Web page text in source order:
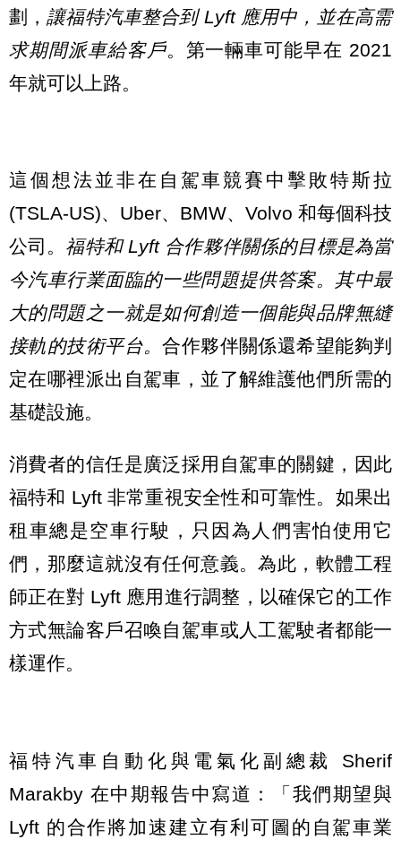
劃，讓福特汽車整合到 Lyft 應用中，並在高需
求期間派車給客戶。第一輛車可能早在 2021
年就可以上路。
這個想法並非在自駕車競賽中擊敗特斯拉
(TSLA-US)、Uber、BMW、Volvo 和每個科技
公司。 福特和 Lyft 合作夥伴關係的目標是為當
今汽車行業面臨的一些問題提供答案。其中最
大的問題之一就是如何創造一個能與品牌無縫
接軌的技術平台。合作夥伴關係還希望能夠判
定在哪裡派出自駕車，並了解維護他們所需的
基礎設施。
消費者的信任是廣泛採用自駕車的關鍵，因此
福特和 Lyft 非常重視安全性和可靠性。如果出
租車總是空車行駛，只因為人們害怕使用它
們，那麼這就沒有任何意義。為此，軟體工程
師正在對 Lyft 應用進行調整，以確保它的工作
方式無論客戶召喚自駕車或人工駕駛者都能一
樣運作。
福特汽車自動化與電氣化副總裁 Sherif
Marakby 在中期報告中寫道：「我們期望與
Lyft 的合作將加速建立有利可圖的自駕車業